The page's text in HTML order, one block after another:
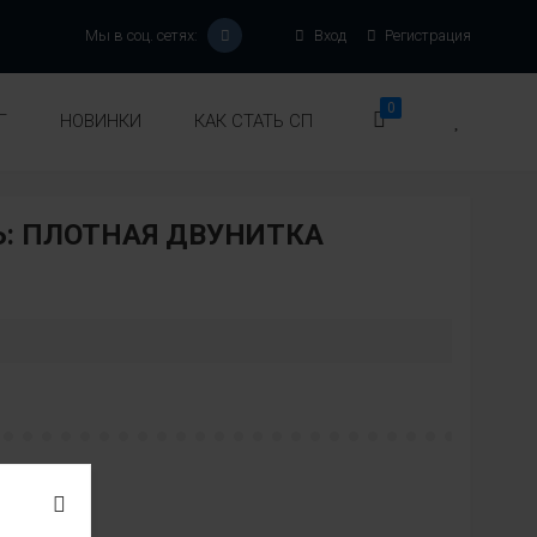
Вход Регистрация
Мы в соц. сетях:
НОВИНКИ КАК СТАТЬ СП
0
ПЛОТНАЯ ДВУНИТКА